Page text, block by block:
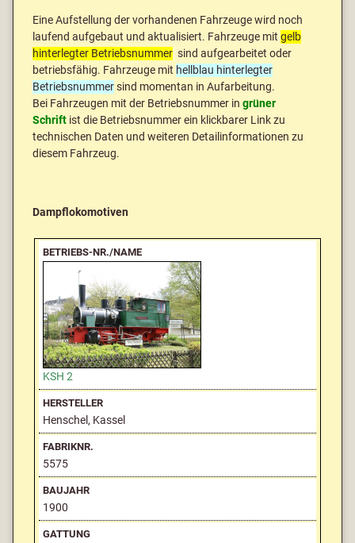
Eine Aufstellung der vorhandenen Fahrzeuge wird noch
laufend aufgebaut und aktualisiert. Fahrzeuge mit gelb
hinterlegter Betriebsnummer sind aufgearbeitet oder
betriebsfähig. Fahrzeuge mit hellblau hinterlegter
Betriebsnummersind momentan in Aufarbeitung.
Bei Fahrzeugen mit der Betriebsnummer in grüner
Schrift ist die Betriebsnummer ein klickbarer Link zu
technischen Daten und weiteren Detailinformationen zu
diesem Fahrzeug.
Dampflokomotiven
KSH 2
Henschel, Kassel
5575
1900